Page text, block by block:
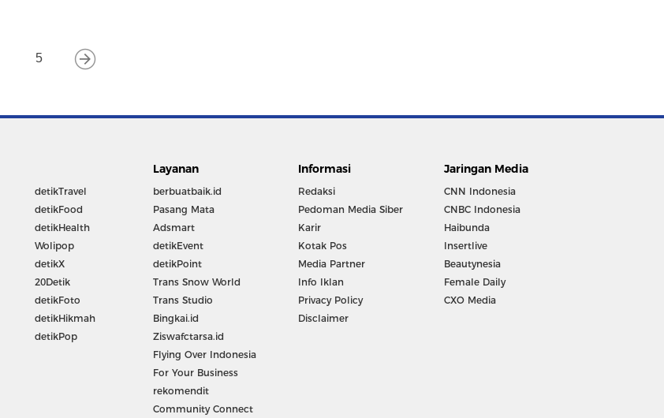
5
detikTravel
detikFood
detikHealth
Wolipop
detikX
20Detik
detikFoto
detikHikmah
detikPop
Layanan
berbuatbaik.id
Pasang Mata
Adsmart
detikEvent
detikPoint
Trans Snow World
Trans Studio
Bingkai.id
Ziswafctarsa.id
Flying Over Indonesia
For Your Business
rekomendit
Community Connect
Informasi
Redaksi
Pedoman Media Siber
Karir
Kotak Pos
Media Partner
Info Iklan
Privacy Policy
Disclaimer
Jaringan Media
CNN Indonesia
CNBC Indonesia
Haibunda
Insertlive
Beautynesia
Female Daily
CXO Media